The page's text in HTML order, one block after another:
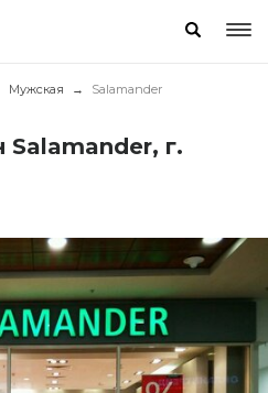
Мужская Salamander
Salamander, г.